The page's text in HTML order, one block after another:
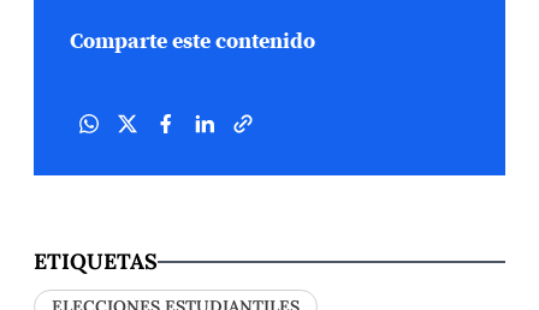
Comparte este contenido
ETIQUETAS